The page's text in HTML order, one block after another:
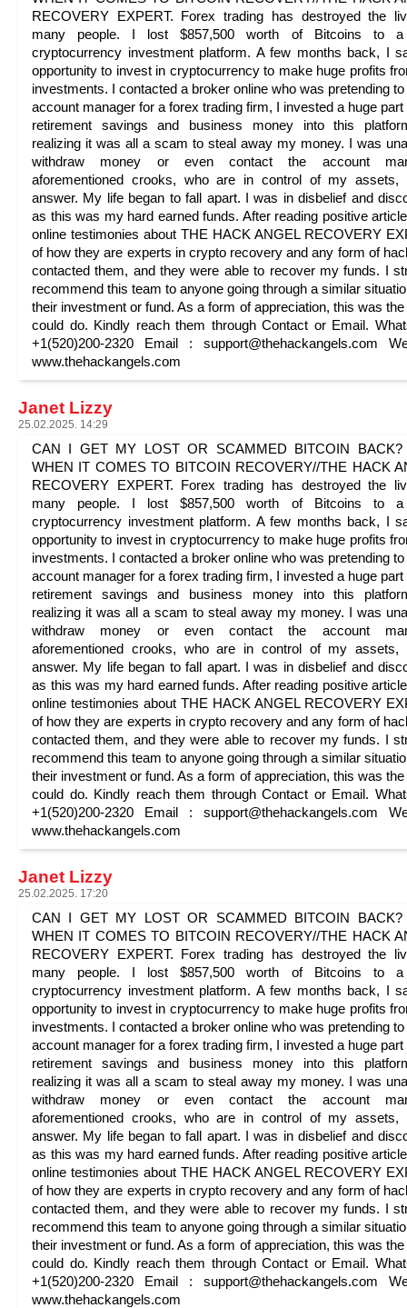
RECOVERY EXPERT. Forex trading has destroyed the
many people. I lost $857,500 worth of Bitcoins to
cryptocurrency investment platform. A few months back, I
opportunity to invest in cryptocurrency to make huge profits
investments. I contacted a broker online who was pretending to
account manager for a forex trading firm, I invested a huge
retirement savings and business money into this
realizing it was all a scam to steal away my money. I was
withdraw money or even contact the account
aforementioned crooks, who are in control of my assets,
answer. My life began to fall apart. I was in disbelief and
as this was my hard earned funds. After reading positive
online testimonies about THE HACK ANGEL RECOVERY
of how they are experts in crypto recovery and any form of
contacted them, and they were able to recover my funds. I
recommend this team to anyone going through a similar
their investment or fund. As a form of appreciation, this was
could do. Kindly reach them through Contact or Email.
+1(520)200-2320 Email : support@thehackangels.com
www.thehackangels.com
Janet Lizzy
25.02.2025. 14:29
CAN I GET MY LOST OR SCAMMED BITCOIN BACK?
WHEN IT COMES TO BITCOIN RECOVERY//THE HACK
RECOVERY EXPERT. Forex trading has destroyed the
many people. I lost $857,500 worth of Bitcoins to
cryptocurrency investment platform. A few months back, I
opportunity to invest in cryptocurrency to make huge profits
investments. I contacted a broker online who was pretending to
account manager for a forex trading firm, I invested a huge
retirement savings and business money into this
realizing it was all a scam to steal away my money. I was
withdraw money or even contact the account
aforementioned crooks, who are in control of my assets,
answer. My life began to fall apart. I was in disbelief and
as this was my hard earned funds. After reading positive
online testimonies about THE HACK ANGEL RECOVERY
of how they are experts in crypto recovery and any form of
contacted them, and they were able to recover my funds. I
recommend this team to anyone going through a similar
their investment or fund. As a form of appreciation, this was
could do. Kindly reach them through Contact or Email.
+1(520)200-2320 Email : support@thehackangels.com
www.thehackangels.com
Janet Lizzy
25.02.2025. 17:20
CAN I GET MY LOST OR SCAMMED BITCOIN BACK?
WHEN IT COMES TO BITCOIN RECOVERY//THE HACK
RECOVERY EXPERT. Forex trading has destroyed the
many people. I lost $857,500 worth of Bitcoins to
cryptocurrency investment platform. A few months back, I
opportunity to invest in cryptocurrency to make huge profits
investments. I contacted a broker online who was pretending to
account manager for a forex trading firm, I invested a huge
retirement savings and business money into this
realizing it was all a scam to steal away my money. I was
withdraw money or even contact the account
aforementioned crooks, who are in control of my assets,
answer. My life began to fall apart. I was in disbelief and
as this was my hard earned funds. After reading positive
online testimonies about THE HACK ANGEL RECOVERY
of how they are experts in crypto recovery and any form of
contacted them, and they were able to recover my funds. I
recommend this team to anyone going through a similar
their investment or fund. As a form of appreciation, this was
could do. Kindly reach them through Contact or Email.
+1(520)200-2320 Email : support@thehackangels.com
www.thehackangels.com